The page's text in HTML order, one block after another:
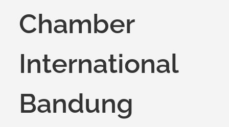
Chamber
International
Bandung